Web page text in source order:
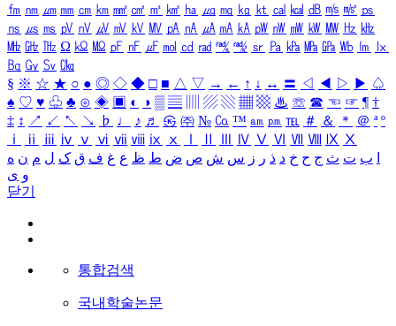
㎙ ㎚ ㎛ ㎜ ㎝ ㎞ ㎟ ㎠ ㎡ ㎢ ㏊ ㎍ ㎎ ㎏ ㏏ ㎈ ㎉ ㏈ ㎧ ㎨ ㎰
㎱ ㎲ ㎳ ㎴ ㎵ ㎶ ㎷ ㎸ ㎹ ㎀ ㎁ ㎂ ㎃ ㎄ ㎺ ㎻ ㎽ ㎾ ㎿ ㎐ ㎑
㎒ ㎓ ㎔ Ω ㏀ ㏁ ㎊ ㎋ ㎌ ㏖ ㏅ ㎭ ㎮ ㎯ ㏛ ㎩ ㎪ ㎫ ㎬ ㏝ ㏐
㏓
㏃ ㏉ ㏜ ㏆
§ ※ ☆ ★ ○ ● ◎ ◇ ◆ □ ■ △ ▽ → ← ↑ ↓ ↔ 〓 ◁ ◀ ▷ ▶ ♤
♠ ♡ ♥ ♧ ♣ ⊙ ◈ ▣ ◐ ◑ ▒ ▤ ▨ ▧ ▦ ▩ ♨ ☏ ☎ ☜ ☞ ¶ †
‡ ↕ ↗ ↙ ↖ ↘ ♭ ♩ ♪ ♬ ㉿ ㈜ № ㏇ ™ ㏂ ㏘ ℡ ＃ ＆ ＊ ＠ ª º
ⅰ
ⅱ ⅲ ⅳ ⅴ ⅵ ⅶ ⅷ ⅸ ⅹ Ⅳ Ⅴ Ⅵ Ⅶ Ⅷ Ⅸ Ⅹ
ب ت ث ج ح خ د ذ ر ز س ش ص ض ط ظ ع غ ف ق ک ل م ن ه
و ی
닫기
통합검색
국내학술논문